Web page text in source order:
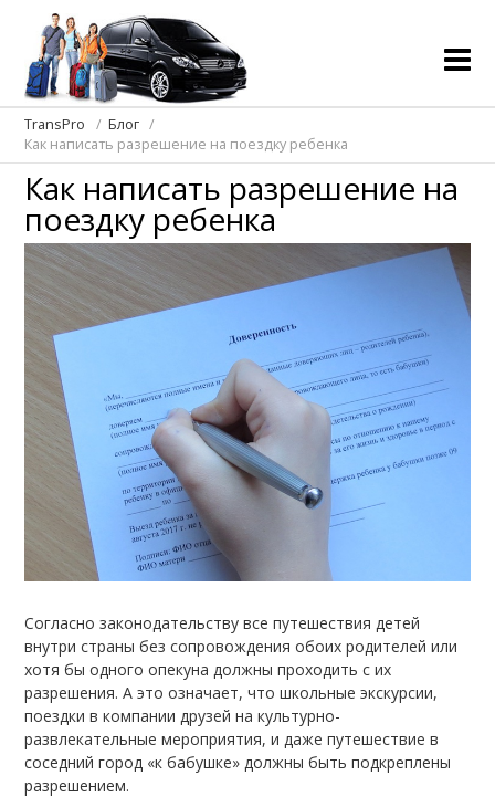
TransPro
Блог
Как написать разрешение на поездку ребенка
Как написать разрешение на
поездку ребенка
Согласно законодательству все путешествия детей
внутри страны без сопровождения обоих родителей или
хотя бы одного опекуна должны проходить с их
разрешения. А это означает, что школьные экскурсии,
поездки в компании друзей на культурно-
развлекательные мероприятия, и даже путешествие в
соседний город «к бабушке» должны быть подкреплены
разрешением.